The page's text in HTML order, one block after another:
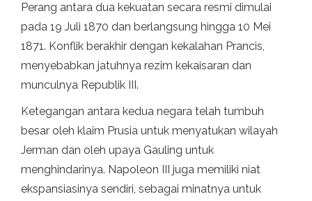
Perang antara dua kekuatan secara resmi dimulai
pada 19 Juli 1870 dan berlangsung hingga 10 Mei
1871. Konflik berakhir dengan kekalahan Prancis,
menyebabkan jatuhnya rezim kekaisaran dan
munculnya Republik III.
Ketegangan antara kedua negara telah tumbuh
besar oleh klaim Prusia untuk menyatukan wilayah
Jerman dan oleh upaya Gauling untuk
menghindarinya. Napoleon III juga memiliki niat
ekspansiasinya sendiri, sebagai minatnya untuk